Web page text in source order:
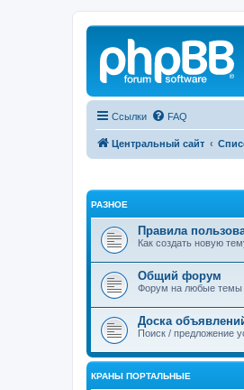
Ссылки FAQ
Центральный сайт
РАЗНОЕ
Правила
Как создать новую
Общий форум
Форум на любые темы
Доска
Поиск / предложение
КРАНЫ ПОРТАЛЬНЫЕ